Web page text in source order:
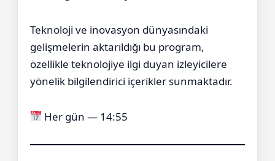
Teknoloji ve inovasyon dünyasındaki
gelişmelerin aktarıldığı bu program,
özellikle teknolojiye ilgi duyan izleyicilere
yönelik bilgilendirici içerikler sunmaktadır.
Her gün — 14:55